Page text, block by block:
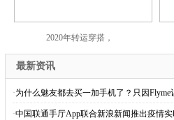
2020年转运穿搭，
最新资讯
·为什么魅友都去买一加手机了？只因Flyme
·中国联通手厅App联合新浪新闻推出疫情